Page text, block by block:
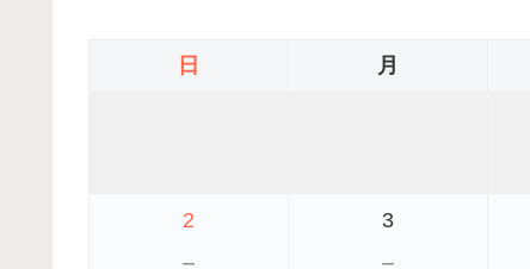
日
月
2
－
3
－